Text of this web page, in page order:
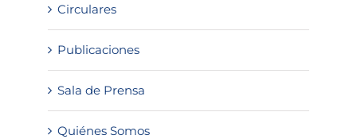
Circulares
Publicaciones
Sala de Prensa
Quiénes Somos